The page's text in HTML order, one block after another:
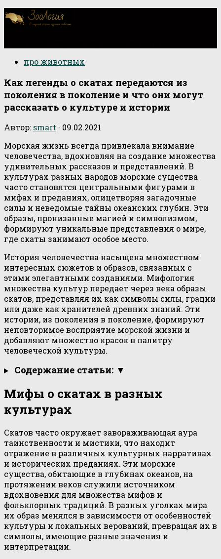
про животных
Как легенды о скатах передаются из
поколения в поколение и что они могут
рассказать о культуре и истории
Автор: smart · 09.02.2021
Морская жизнь всегда привлекала внимание
человечества, вдохновляя на создание множества
удивительных рассказов и представлений. В
культурах разных народов морские существа
часто становятся центральными фигурами в
мифах и преданиях, олицетворяя загадочные
силы и неведомые тайны океанских глубин. Эти
образы, пронизанные магией и символизмом,
формируют уникальные представления о мире,
где скаты занимают особое место.
История человечества насыщена множеством
интересных сюжетов и образов, связанных с
этими элегантными созданиями. Мифология
множества культур передает через века образы
скатов, представляя их как символы силы, грации
или даже как хранителей древних знаний. Эти
истории, из поколения в поколение, формируют
неповторимое восприятие морской жизни и
добавляют множество красок в палитру
человеческой культуры.
Содержание статьи: ▼
Мифы о скатах в разных
культурах
Скатов часто окружает завораживающая аура
таинственности и мистики, что находит
отражение в различных культурных нарративах
и исторических преданиях. Эти морские
существа, обитающие в глубинах океанов, на
протяжении веков служили источником
вдохновения для множества мифов и
фольклорных традиций. В разных уголках мира
их образ менялся в зависимости от особенностей
культуры и локальных верований, превращая их в
символы, имеющие разные значения и
интерпретации.